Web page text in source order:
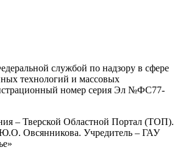
службой по надзору в сфере
технологий и массовых
номер серия Эл №ФС77-
– Тверской Областной Портал (ТОП).
Овсянникова. Учредитель – ГАУ